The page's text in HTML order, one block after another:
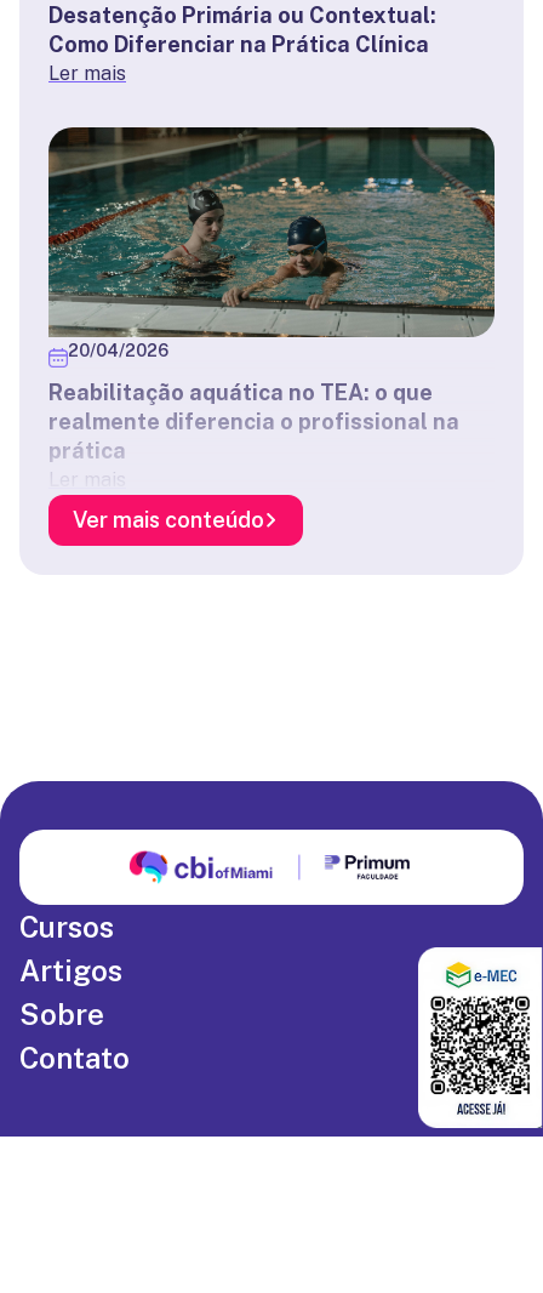
Desatenção Primária ou Contextual:
Como Diferenciar na Prática Clínica
Ler mais
20/04/2026
Reabilitação aquática no TEA: o que
realmente diferencia o profissional na
prática
Ler mais
Ver mais conteúdo
Cursos
Artigos
Sobre
Contato